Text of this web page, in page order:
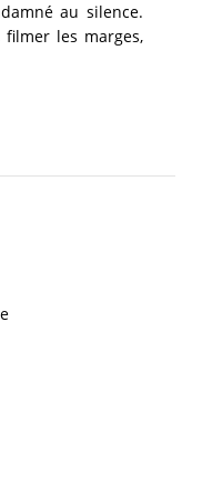
au silence.
les marges,